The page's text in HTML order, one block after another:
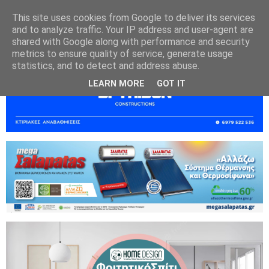
This site uses cookies from Google to deliver its services
and to analyze traffic. Your IP address and user-agent are
shared with Google along with performance and security
metrics to ensure quality of service, generate usage
statistics, and to detect and address abuse.
LEARN MORE GOT IT